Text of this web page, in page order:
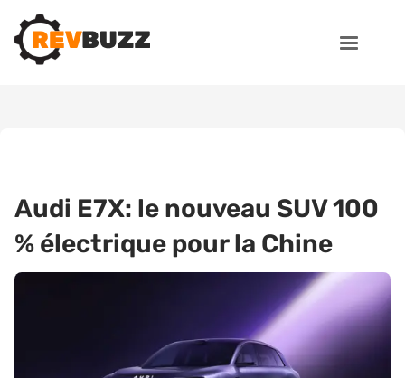
Audi E7X: le nouveau SUV 100
% électrique pour la Chine